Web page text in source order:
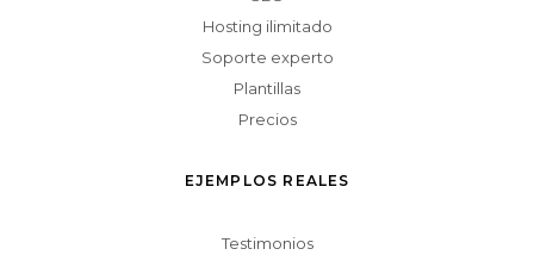
Hosting ilimitado
Soporte experto
Plantillas
Precios
EJEMPLOS REALES
Testimonios